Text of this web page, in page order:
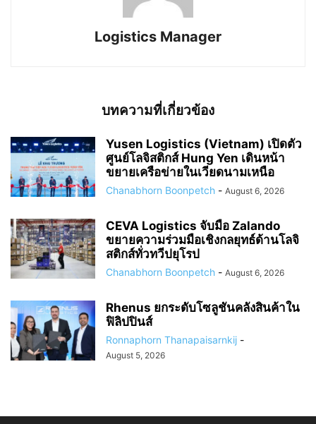
Logistics Manager
บทความที่เกี่ยวข้อง
Yusen Logistics (Vietnam) เปิดตัว
ศูนย์โลจิสติกส์ Hung Yen เดินหน้า
ขยายเครือข่ายในเวียดนามเหนือ
Chanabhorn Boonpetch - August 6, 2026
CEVA Logistics จับมือ Zalando
ขยายความร่วมมือเชิงกลยุทธ์ด้านโลจิ
สติกส์ทั่วทวีปยุโรป
Chanabhorn Boonpetch - August 6, 2026
Rhenus ยกระดับโซลูชันคลังสินค้าใน
ฟิลิปปินส์
Ronnaphorn Thanapaisarnkij -
August 5, 2026